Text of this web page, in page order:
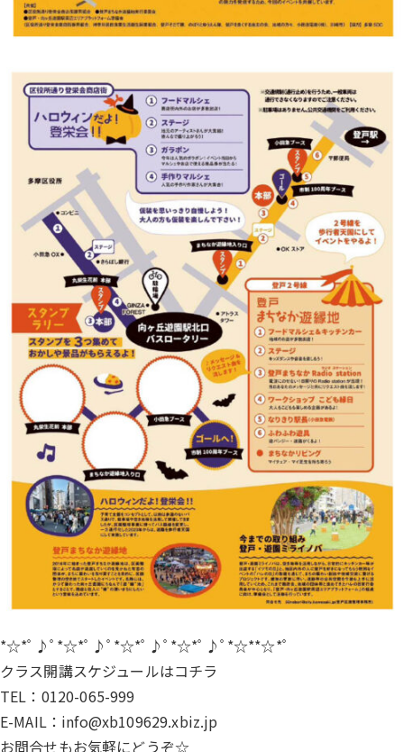
*☆*ﾟ♪ﾟ*☆*ﾟ♪ﾟ*☆*ﾟ♪ﾟ*☆*ﾟ♪ﾟ*☆**☆*ﾟ
クラス開講スケジュールはコチラ
TEL：0120-065-999
E-MAIL：info@xb109629.xbiz.jp
お問合せもお気軽にどうぞ☆